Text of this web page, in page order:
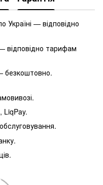
— відповідно
відповідно тарифам
безкоштовно.
LiqPay.